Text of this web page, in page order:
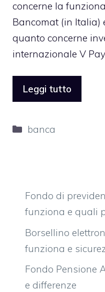
concerne la
Bancomat (in Italia)
quanto concerne
internazionale V
Leggi tutto
Categorie
banca
Fondo di
funziona e quali
Borsellino
funziona e
Fondo Pensione
e differenze